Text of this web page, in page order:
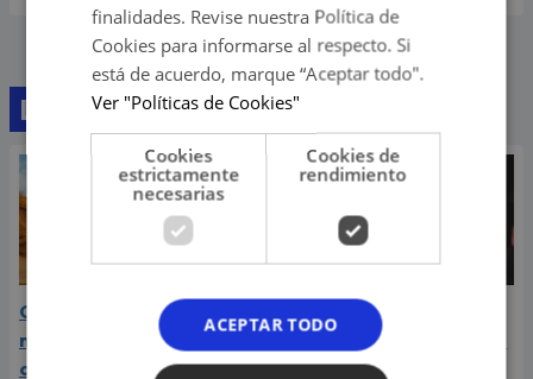
Lo último
Carín León atraviesa el
mejor momento de su
carrera y llega a Lima en
Daniela Darcourt, Masiel
Málaga y más artistas de
la salsa le expresaron su
finalidades. Revise nuestra Política de
Cookies para informarse al respecto. Si
está de acuerdo, marque “Aceptar todo".
Ver "Políticas de Cookies"
Cookies
estrictamente
necesarias
Cookies de
rendimiento
ACEPTAR TODO